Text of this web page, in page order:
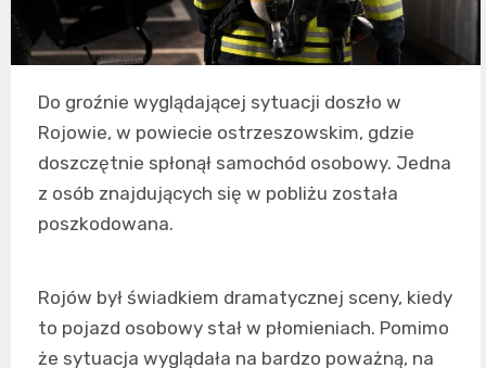
Do groźnie wyglądającej sytuacji doszło w
Rojowie, w powiecie ostrzeszowskim, gdzie
doszczętnie spłonął samochód osobowy. Jedna
z osób znajdujących się w pobliżu została
poszkodowana.
Rojów był świadkiem dramatycznej sceny, kiedy
to pojazd osobowy stał w płomieniach. Pomimo
że sytuacja wyglądała na bardzo poważną, na